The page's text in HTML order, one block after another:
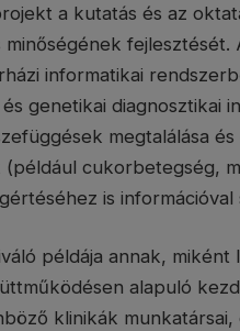
a kutatás és az
informatikai
genetikai diagnosztikai
megtalálása
cukorbetegség,
is információval
példája annak, miként
alapuló
klinikák